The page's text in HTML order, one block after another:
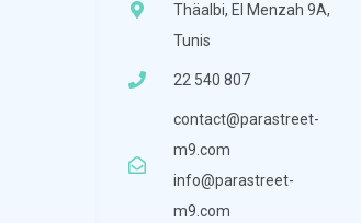
Thäalbi, El Menzah 9A,
Tunis
22 540 807
contact@parastreet-
m9.com
info@parastreet-
m9.com